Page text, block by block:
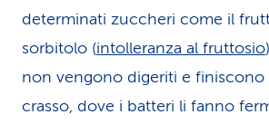
determinati zuccheri come il
sorbitolo (intolleranza al fruttosio
non vengono digeriti e finiscono
crasso, dove i batteri li fanno